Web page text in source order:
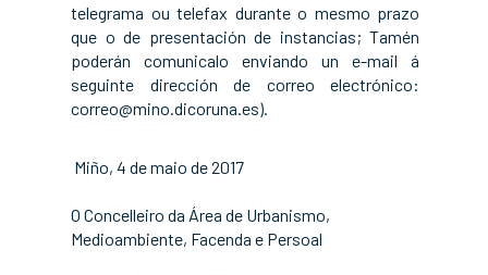
telegrama ou telefax durante o mesmo prazo
que o de presentación de instancias; Tamén
poderán comunicalo enviando un e-mail á
seguinte dirección de correo electrónico:
correo@mino.dicoruna.es).
Miño, 4 de maio de 2017
O Concelleiro da Área de Urbanismo,
Medioambiente, Facenda e Persoal